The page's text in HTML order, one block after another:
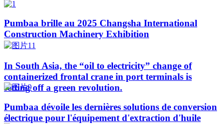
Pumbaa brille au 2025 Changsha International
Construction Machinery Exhibition
In South Asia, the “oil to electricity” change of
containerized frontal crane in port terminals is
setting off a green revolution.
Pumbaa dévoile les dernières solutions de conversion
électrique pour l'équipement d'extraction d'huile